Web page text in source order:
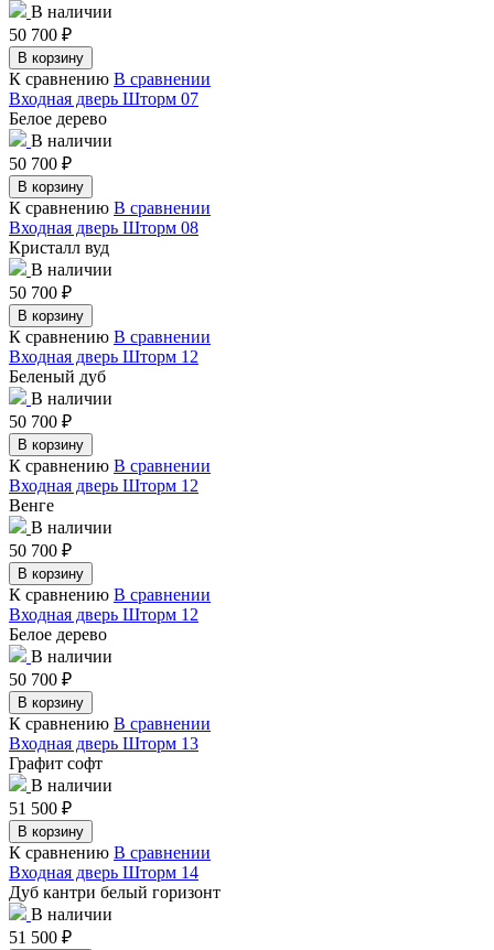
В наличии
50 700 ₽
В корзину
К сравнению В сравнении
Входная дверь Шторм 07
Белое дерево
В наличии
50 700 ₽
В корзину
К сравнению В сравнении
Входная дверь Шторм 08
Кристалл вуд
В наличии
50 700 ₽
В корзину
К сравнению В сравнении
Входная дверь Шторм 12
Беленый дуб
В наличии
50 700 ₽
В корзину
К сравнению В сравнении
Входная дверь Шторм 12
Венге
В наличии
50 700 ₽
В корзину
К сравнению В сравнении
Входная дверь Шторм 12
Белое дерево
В наличии
50 700 ₽
В корзину
К сравнению В сравнении
Входная дверь Шторм 13
Графит софт
В наличии
51 500 ₽
В корзину
К сравнению В сравнении
Входная дверь Шторм 14
Дуб кантри белый горизонт
В наличии
51 500 ₽